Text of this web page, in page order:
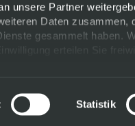
unsere Partner
Daten zusammen,
gesammelt haben.
erteilen Sie
Statistik